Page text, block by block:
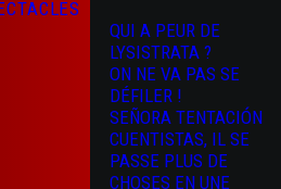
QUI A PEUR DE
LYSISTRATA ?
ON NE VA PAS SE
DÉFILER !
SEÑORA TENTACIÓN
CUENTISTAS, IL SE
PASSE PLUS DE
CHOSES EN UNE